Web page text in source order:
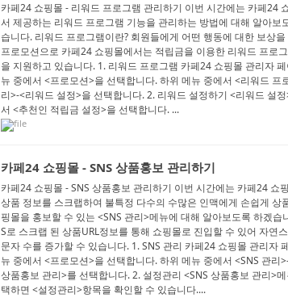
카페24 쇼핑몰 - 리워드 프로그램 관리하기 이번 시간에는 카페24
서 제공하는 리워드 프로그램 기능을 관리하는 방법에 대해 알아보
습니다. 리워드 프로그램이란? 회원들에게 어떤 행동에 대한 보상을
프로모션으로 카페24 쇼핑몰에서는 적립금을 이용한 리워드 프로
을 지원하고 있습니다. 1. 리워드 프로그램 카페24 쇼핑몰 관리자
뉴 중에서 <프로모션>을 선택합니다. 하위 메뉴 중에서 <리워드 프
리>-<리워드 설정>을 선택합니다. 2. 리워드 설정하기 <리워드 설
서 <추천인 적립금 설정>을 선택합니다. ...
카페24 쇼핑몰 - SNS 상품홍보 관리하기
카페24 쇼핑몰 - SNS 상품홍보 관리하기 이번 시간에는 카페24 쇼
상품 정보를 스크랩하여 불특정 다수의 수많은 인맥에게 손쉽게 상
핑몰을 홍보할 수 있는 <SNS 관리>메뉴에 대해 알아보도록 하겠습
S로 스크랩 된 상품URL정보를 통해 쇼핑몰로 진입할 수 있어 자연
문자 수를 증가할 수 있습니다. 1. SNS 관리 카페24 쇼핑몰 관리자
뉴 중에서 <프로모션>을 선택합니다. 하위 메뉴 중에서 <SNS 관리
상품홍보 관리>를 선택합니다. 2. 설정관리 <SNS 상품홍보 관리>
택하면 <설정관리>항목을 확인할 수 있습니다....